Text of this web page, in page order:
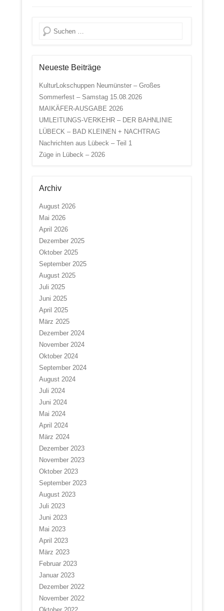
Suche
Neueste Beiträge
KulturLokschuppen Neumünster – Großes
Sommerfest – Samstag 15.08.2026
MAIKÄFER-AUSGABE 2026
UMLEITUNGS-VERKEHR – DER BAHNLINIE
LÜBECK – BAD KLEINEN + NACHTRAG
Nachrichten aus Lübeck – Teil 1
Züge in Lübeck – 2026
Archiv
August 2026
Mai 2026
April 2026
Dezember 2025
Oktober 2025
September 2025
August 2025
Juli 2025
Juni 2025
April 2025
März 2025
Dezember 2024
November 2024
Oktober 2024
September 2024
August 2024
Juli 2024
Juni 2024
Mai 2024
April 2024
März 2024
Dezember 2023
November 2023
Oktober 2023
September 2023
August 2023
Juli 2023
Juni 2023
Mai 2023
April 2023
März 2023
Februar 2023
Januar 2023
Dezember 2022
November 2022